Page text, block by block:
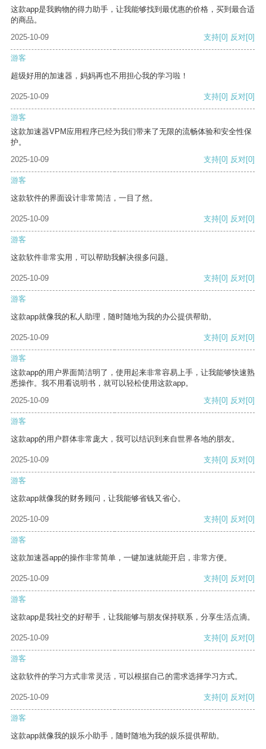
这款app是我购物的得力助手，让我能够找到最优惠的价格，买到最合适
的商品。
2025-10-09
支持[0] 反对[0]
游客
超级好用的加速器，妈妈再也不用担心我的学习啦！
2025-10-09 支持[0] 反对[0]
游客
这款加速器VPM应用程序已经为我们带来了无限的流畅体验和安全性保
护。
2025-10-09
支持[0] 反对[0]
游客
这款软件的界面设计非常简洁，一目了然。
2025-10-09 支持[0] 反对[0]
游客
这款软件非常实用，可以帮助我解决很多问题。
2025-10-09 支持[0] 反对[0]
游客
这款app就像我的私人助理，随时随地为我的办公提供帮助。
2025-10-09 支持[0] 反对[0]
游客
这款app的用户界面简洁明了，使用起来非常容易上手，让我能够快速熟
悉操作。我不用看说明书，就可以轻松使用这款app。
2025-10-09
支持[0] 反对[0]
游客
这款app的用户群体非常庞大，我可以结识到来自世界各地的朋友。
2025-10-09 支持[0] 反对[0]
游客
这款app就像我的财务顾问，让我能够省钱又省心。
2025-10-09 支持[0] 反对[0]
游客
这款加速器app的操作非常简单，一键加速就能开启，非常方便。
2025-10-09 支持[0] 反对[0]
游客
这款app是我社交的好帮手，让我能够与朋友保持联系，分享生活点滴。
2025-10-09 支持[0] 反对[0]
游客
这款软件的学习方式非常灵活，可以根据自己的需求选择学习方式。
2025-10-09 支持[0] 反对[0]
游客
这款app就像我的娱乐小助手，随时随地为我的娱乐提供帮助。